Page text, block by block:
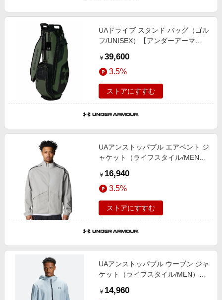
UAドライブ スタンド バッグ（ゴル
フ/UNISEX）【アンダーアーマ
￥ 39,600
3.5%
ストアにすすむ
UAアンストッパブル エアベント ジ
ャケット（ライフスタイル/MEN）
ARMOUR】
￥ 16,940
3.5%
ストアにすすむ
UAアンストッパブル ウーブン ジャ
ケット（ライフスタイル/MEN）
ARMOUR】
￥ 14,960